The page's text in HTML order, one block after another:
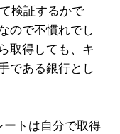
検証するかで
ので不慣れでし
取得しても、キ
である銀行とし
トは自分で取得